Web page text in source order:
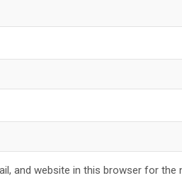
and website in this browser for the